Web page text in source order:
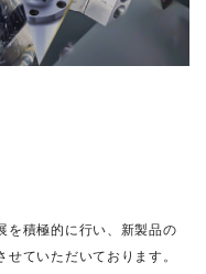
を積極的に行い、新製品の
ていただいております。